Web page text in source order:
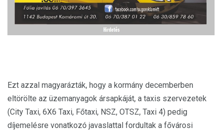
Ezt azzal magyarázták, hogy a kormány decemberben
eltörölte az üzemanyagok ársapkáját, a taxis szervezetek
(City Taxi, 6X6 Taxi, Főtaxi, NSZ, OTSZ, Taxi 4) pedig
díjemelésre vonatkozó javaslattal fordultak a fővárosi